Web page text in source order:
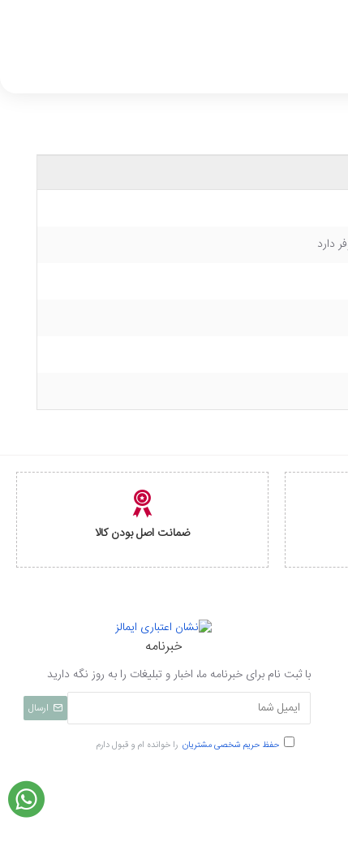
دارد
ضمانت اصل بودن کالا
خبرنامه
با ثبت نام برای خبرنامه ما، اخبار و تبلیغات را به روز نگه دارید
ارسال
حفظ حریم شخصی مشتریان را خوانده ام و قبول دارم